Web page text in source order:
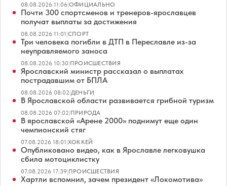
08.08.2026 11:06|ОФИЦИАЛЬНО
Почти 300 спортсменов и тренеров-ярославцев
получат выплаты за достижения
08.08.2026 11:01|СПОРТ
Три человека погибли в ДТП в Переславле из-за
неуправляемого заноса
08.08.2026 10:30|ПРОИСШЕСТВИЯ
Ярославский министр рассказал о выплатах
пострадавшим от БПЛА
08.08.2026 08:02|ДЕНЬГИ
В Ярославской области развивается грибной туризм
08.08.2026 07:02|ПРИРОДА
В ярославской «Арене 2000» поднимут еще один
чемпионский стяг
07.08.2026 18:01|ХОККЕЙ
Опубликовано видео, как в Ярославле легковушка
сбила мотоциклистку
07.08.2026 17:39|ПРОИСШЕСТВИЯ
Хартли вспомнил, зачем президент «Локомотива»